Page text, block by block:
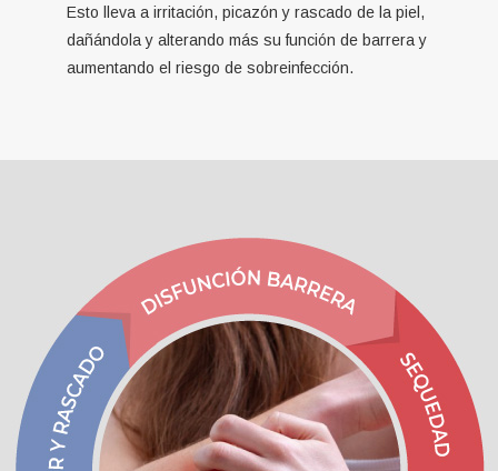
Esto lleva a irritación, picazón y rascado de la piel,
dañándola y alterando más su función de barrera y
aumentando el riesgo de sobreinfección.